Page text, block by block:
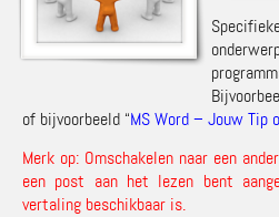
of bijvoorbeeld “MS Word – Jouw Tip
Merk op: Omschakelen naar een
een post aan het lezen bent
vertaling beschikbaar is.